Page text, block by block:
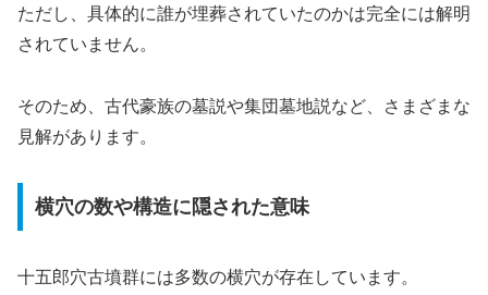
ただし、具体的に誰が埋葬されていたのかは完全には解明
されていません。
そのため、古代豪族の墓説や集団墓地説など、さまざまな
見解があります。
横穴の数や構造に隠された意味
十五郎穴古墳群には多数の横穴が存在しています。